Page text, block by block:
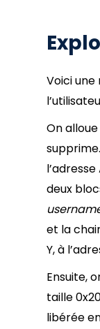
Voici
On
l’adresse
deux
et la
Y, à
Ensuite,
taille
libérée